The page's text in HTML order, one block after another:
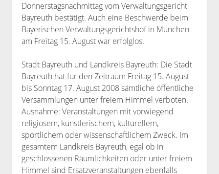
Donnerstagsnachmittag vom Verwaltungsgericht
Bayreuth bestätigt. Auch eine Beschwerde beim
Bayerischen Verwaltungsgerichtshof in München
am Freitag 15. August war erfolglos.
Stadt Bayreuth und Landkreis Bayreuth: Die Stadt
Bayreuth hat für den Zeitraum Freitag 15. August
bis Sonntag 17. August 2008 sämtliche öffentliche
Versammlungen unter freiem Himmel verboten.
Ausnahme: Veranstaltungen mit vorwiegend
religiösem, künstlerischem, kulturellem,
sportlichem oder wissenschaftlichem Zweck. Im
gesamtem Landkreis Bayreuth, egal ob in
geschlossenen Räumlichkeiten oder unter freiem
Himmel sind Ersatzveranstaltungen ebenfalls